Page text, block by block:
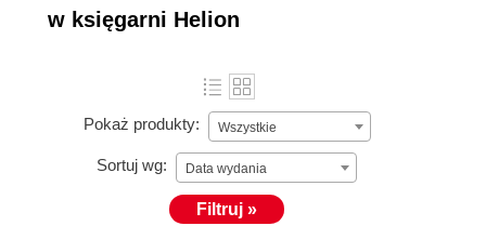
w księgarni Helion
Pokaż produkty: Wszystkie
Sortuj wg: Data wydania
Filtruj »